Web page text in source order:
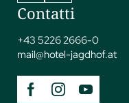
Contatti
+43 5226 2666-0
mail@hotel-jagdhof.at